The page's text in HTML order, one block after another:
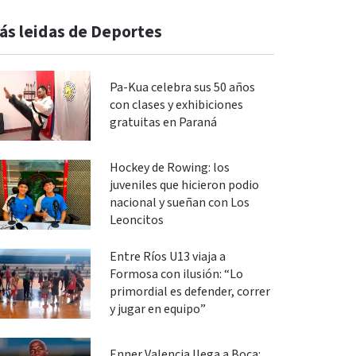
leidas de Deportes
Pa-Kua celebra sus 50 años
con clases y exhibiciones
gratuitas en Paraná
Hockey de Rowing: los
juveniles que hicieron podio
nacional y sueñan con Los
Leoncitos
Entre Ríos U13 viaja a
Formosa con ilusión: “Lo
primordial es defender, correr
y jugar en equipo”